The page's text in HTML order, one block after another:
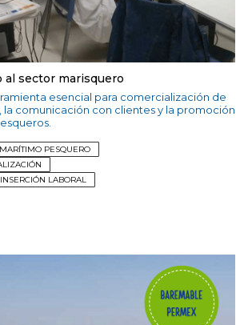
sector marisquero
esencial para comercialización de
comunicación con clientes y la promoción
PESQUERO
LABORAL